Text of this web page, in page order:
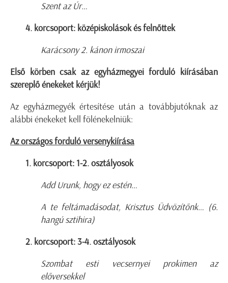
Szent az Úr…
4. korcsoport: középiskolások és felnőttek
Karácsony 2. kánon irmoszai
Első körben csak az egyházmegyei forduló kiírásában
szereplő énekeket kérjük!
Az egyházmegyék értesítése után a továbbjutóknak az
alábbi énekeket kell fölénekelniük:
Az országos forduló versenykiírása
1. korcsoport: 1-2. osztályosok
Add Urunk, hogy ez estén…
A te feltámadásodat, Krisztus Üdvözítőnk… (6.
hangú sztihira)
2. korcsoport: 3-4. osztályosok
Szombat esti vecsernyei prokimen az
előversekkel